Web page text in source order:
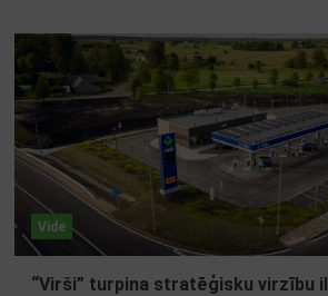
Vide
“Virši” turpina stratēģisku virzību